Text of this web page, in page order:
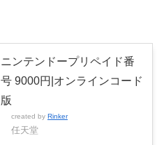
ニンテンドープリペイド番
号 9000円|オンラインコード
版
created by Rinker
任天堂